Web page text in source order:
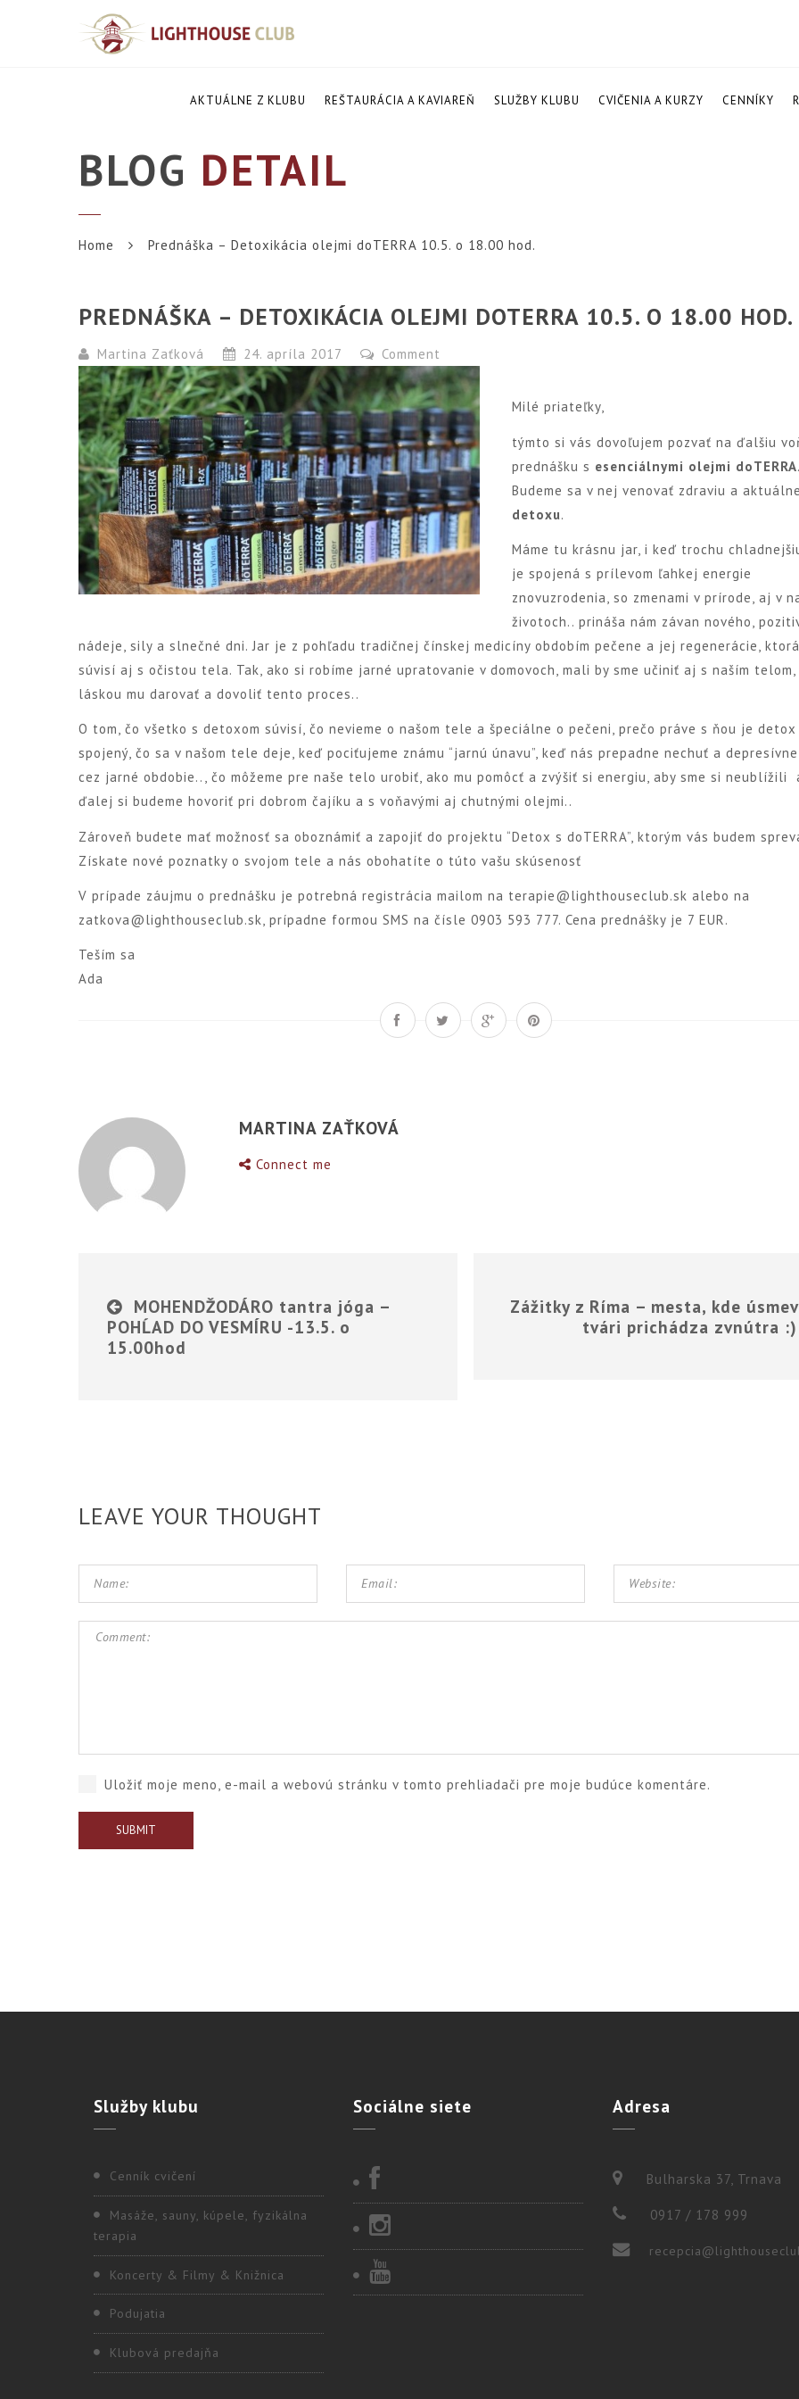
AKTUÁLNE Z KLUBU REŠTAURÁCIA A KAVIAREŇ SLUŽBY KLUBU CVIČENIA A KURZY CENNÍKY
BLOG DETAIL
Home Prednáška – Detoxikácia olejmi doTERRA 10.5. o 18.00 hod.
PREDNÁŠKA – DETOXIKÁCIA OLEJMI DOTERRA 10.5. O 18.00 HOD.
Martina Zaťková 24. apríla 2017 Comment
Milé priateľky,
týmto si vás dovoľujem pozvať na ďalšiu
prednášku s esenciálnymi olejmi doTERRA
Budeme sa v nej venovať zdraviu a
detoxu.
Máme tu krásnu jar, i keď trochu
je spojená s prílevom ľahkej energie
znovuzrodenia, so zmenami v prírode, aj v
životoch.. prináša nám závan nového,
nádeje, sily a slnečné dni. Jar je z pohľadu tradičnej čínskej medicíny obdobím pečene a jej regenerácie,
súvisí aj s očistou tela. Tak, ako si robíme jarné upratovanie v domovoch, mali by sme učiniť aj s naším telom,
láskou mu darovať a dovoliť tento proces..
O tom, čo všetko s detoxom súvisí, čo nevieme o našom tele a špeciálne o pečeni, prečo práve s ňou je detox
spojený, čo sa v našom tele deje, keď pociťujeme známu “jarnú únavu”, keď nás prepadne nechuť a
cez jarné obdobie.., čo môžeme pre naše telo urobiť, ako mu pomôcť a zvýšiť si energiu, aby sme si neublížili
ďalej si budeme hovoriť pri dobrom čajíku a s voňavými aj chutnými olejmi..
Zároveň budete mať možnosť sa oboznámiť a zapojiť do projektu “Detox s doTERRA”, ktorým vás budem
Získate nové poznatky o svojom tele a nás obohatíte o túto vašu skúsenosť
V prípade záujmu o prednášku je potrebná registrácia mailom na terapie@lighthouseclub.sk alebo na
zatkova@lighthouseclub.sk, prípadne formou SMS na čísle 0903 593 777. Cena prednášky je 7 EUR.
Teším sa
Ada
MARTINA ZAŤKOVÁ
Connect me
MOHENDŽODÁRO tantra jóga –
POHĹAD DO VESMÍRU -13.5. o
15.00hod
Zážitky z Ríma – mesta, kde
tvári prichádza zvnútra :)
LEAVE YOUR THOUGHT
Uložiť moje meno, e-mail a webovú stránku v tomto prehliadači pre moje budúce komentáre.
Službyklubu
Cenník cvičení
Masáže, sauny, kúpele, fyzikálna
terapia
Koncerty & Filmy & Knižnica
Podujatia
Klubová predajňa
Sociálne siete Adresa
Bulharska 37, Trnava
0917 / 178 999